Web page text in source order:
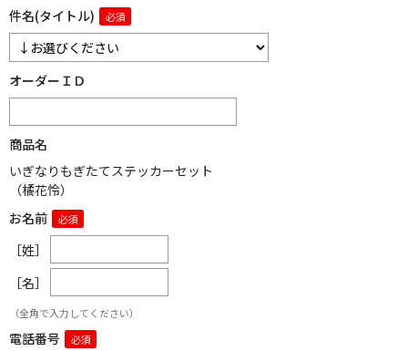
件名(タイトル)
オーダーＩＤ
商品名
いぎなりもぎたてステッカーセット
（橘花怜）
お名前
［姓］
［名］
（全角で入力してください）
電話番号